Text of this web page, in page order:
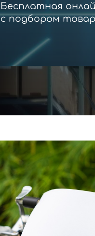
Бесплатная
с подбором